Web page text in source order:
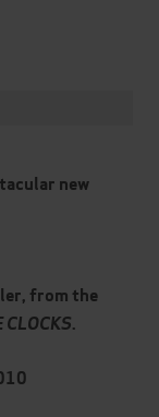
new
from the
CLOCKS.